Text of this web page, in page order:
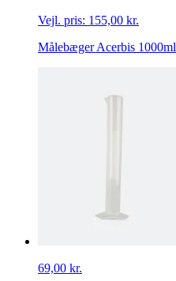
Vejl. pris: 155,00 kr.
Målebæger Acerbis 1000ml
69,00 kr.